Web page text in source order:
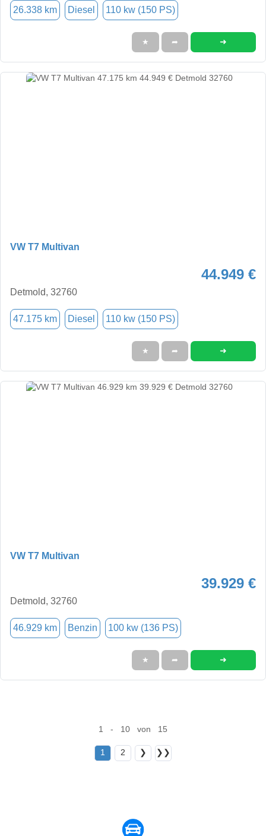
26.338 km Diesel 110 kw (150 PS)
★ ➦ ➜
VW T7 Multivan
44.949 €
Detmold, 32760
47.175 km Diesel 110 kw (150 PS)
★ ➦ ➜
VW T7 Multivan
39.929 €
Detmold, 32760
46.929 km Benzin 100 kw (136 PS)
★ ➦ ➜
1 - 10 von 15
1 2 ❯ ❯❯